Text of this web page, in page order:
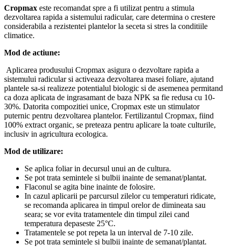
Cropmax este recomandat spre a fi utilizat pentru a stimula
dezvoltarea rapida a sistemului radicular, care determina o crestere
considerabila a rezistentei plantelor la seceta si stres la conditiile
climatice.
Mod de actiune:
Aplicarea produsului Cropmax asigura o dezvoltare rapida a
sistemului radicular si activeaza dezvoltarea masei foliare, ajutand
plantele sa-si realizeze potentialul biologic si de asemenea permitand
ca doza aplicata de ingrasamant de baza NPK sa fie redusa cu 10-
30%. Datorita compozitiei unice, Cropmax este un stimulator
puternic pentru dezvoltarea plantelor. Fertilizantul Cropmax, fiind
100% extract organic, se preteaza pentru aplicare la toate culturile,
inclusiv in agricultura ecologica.
Mod de utilizare:
Se aplica foliar in decursul unui an de cultura.
Se pot trata semintele si bulbii inainte de semanat/plantat.
Flaconul se agita bine inainte de folosire.
In cazul aplicarii pe parcursul zilelor cu temperaturi ridicate,
se recomanda aplicarea in timpul orelor de dimineata sau
seara; se vor evita tratamentele din timpul zilei cand
temperatura depaseste 25°C.
Tratamentele se pot repeta la un interval de 7-10 zile.
Se pot trata semintele si bulbii inainte de semanat/plantat.